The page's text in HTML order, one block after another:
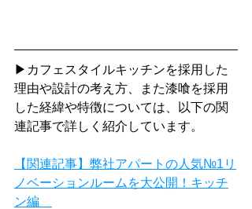
▶カフェスタイルキッチンを採用した
理由や設計の考え方、また漆喰を採用
した経緯や特徴については、以下の関
連記事で詳しく紹介しています。
【関連記事】弊社アパートの人気№1リ
ノベーションルームを大公開！キッチ
ン編